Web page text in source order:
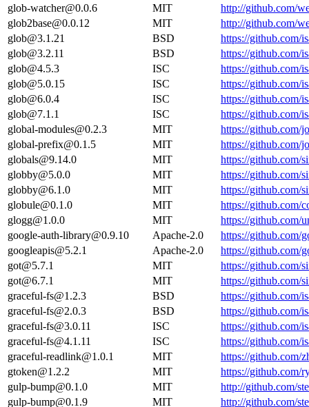
glob-watcher@0.0.6
MIT
http://github.com/
glob2base@0.0.12
MIT
http://github.com/
glob@3.1.21
BSD
https://github.com/
glob@3.2.11
BSD
https://github.com/
glob@4.5.3
ISC
https://github.com/
glob@5.0.15
ISC
https://github.com/
glob@6.0.4
ISC
https://github.com/
glob@7.1.1
ISC
https://github.com/
global-modules@0.2.3
MIT
https://github.com/
global-prefix@0.1.5
MIT
https://github.com/
globals@9.14.0
MIT
https://github.com/
globby@5.0.0
MIT
https://github.com/
globby@6.1.0
MIT
https://github.com/
globule@0.1.0
MIT
https://github.com/
glogg@1.0.0
MIT
https://github.com/
google-auth-library@0.9.10
Apache-2.0
https://github.com/
googleapis@5.2.1
Apache-2.0
https://github.com/
got@5.7.1
MIT
https://github.com/
got@6.7.1
MIT
https://github.com/
graceful-fs@1.2.3
BSD
https://github.com/
graceful-fs@2.0.3
BSD
https://github.com/
graceful-fs@3.0.11
ISC
https://github.com/
graceful-fs@4.1.11
ISC
https://github.com/
graceful-readlink@1.0.1
MIT
https://github.com/
gtoken@1.2.2
MIT
https://github.com/
gulp-bump@0.1.0
MIT
http://github.com/
gulp-bump@0.1.9
MIT
http://github.com/